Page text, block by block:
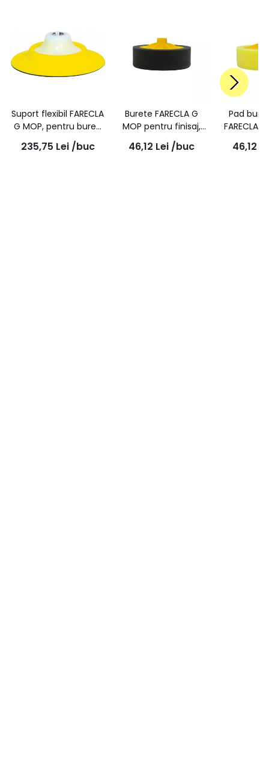
Suport flexibil FARECLA
G MOP, pentru bureti
polisat, prindere M14,
200mm GMB814
235,75 Lei /buc
Burete FARECLA G
MOP pentru finisaj,
negru, 150mm, cu
prindere M14, GMH618
46,12 Lei /buc
Pad
FARECLA
46,12